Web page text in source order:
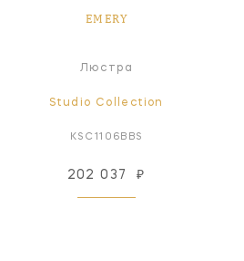
EMERY
Люстра
Studio Collection
KSC1106BBS
202 037 ₽